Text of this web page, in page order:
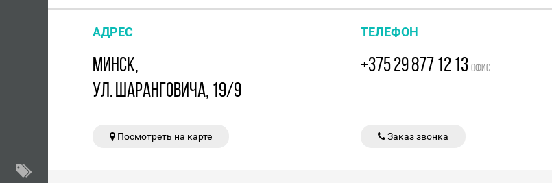
АДРЕС
МИНСК,
УЛ. ШАРАНГОВИЧА, 19/9
Посмотреть на карте
ТЕЛЕФОН
+375 29 877 12 13ОФИС
Заказ звонка